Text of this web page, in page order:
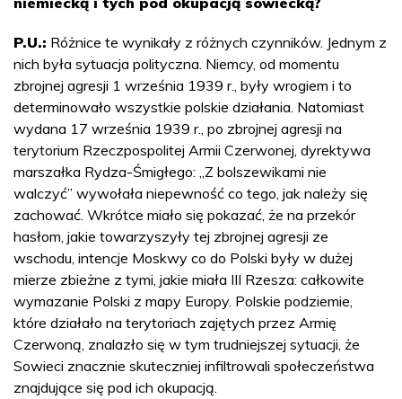
P.U.: Różnice te wynikały z różnych czynników. Jednym z
nich była sytuacja polityczna. Niemcy, od momentu
zbrojnej agresji 1 września 1939 r., były wrogiem i to
determinowało wszystkie polskie działania. Natomiast
wydana 17 września 1939 r., po zbrojnej agresji na
terytorium Rzeczpospolitej Armii Czerwonej, dyrektywa
marszałka Rydza-Śmigłego: „Z bolszewikami nie
walczyć” wywołała niepewność co tego, jak należy się
zachować. Wkrótce miało się pokazać, że na przekór
hasłom, jakie towarzyszyły tej zbrojnej agresji ze
wschodu, intencje Moskwy co do Polski były w dużej
mierze zbieżne z tymi, jakie miała III Rzesza: całkowite
wymazanie Polski z mapy Europy. Polskie podziemie,
które działało na terytoriach zajętych przez Armię
Czerwoną, znalazło się w tym trudniejszej sytuacji, że
Sowieci znacznie skuteczniej infiltrowali społeczeństwa
znajdujące się pod ich okupacją.